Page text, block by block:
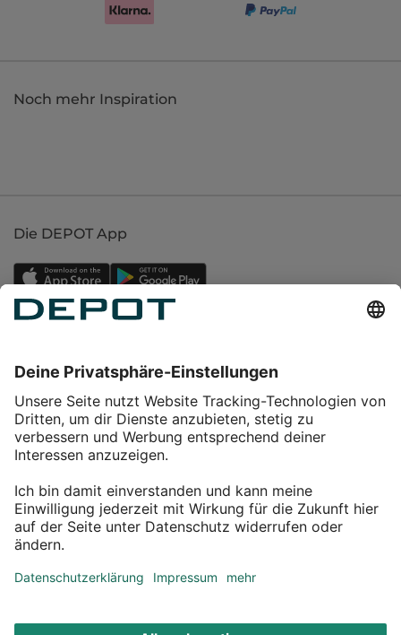
Noch mehr Inspiration
Die DEPOT App
Service
Über DEPOT
Kontakt